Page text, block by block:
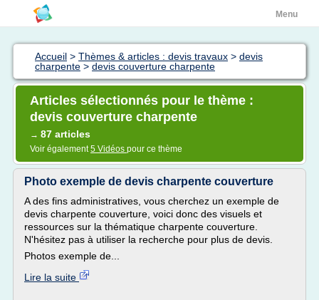
Menu
Accueil > Thèmes & articles : devis travaux > devis
charpente > devis couverture charpente
Articles sélectionnés pour le thème :
devis couverture charpente
→ 87 articles
Voir également5 Vidéos pour ce thème
Photo exemple de devis charpente couverture
A des fins administratives, vous cherchez un exemple de
devis charpente couverture, voici donc des visuels et
ressources sur la thématique charpente couverture.
N'hésitez pas à utiliser la recherche pour plus de devis.
Photos exemple de...
Lire la suite